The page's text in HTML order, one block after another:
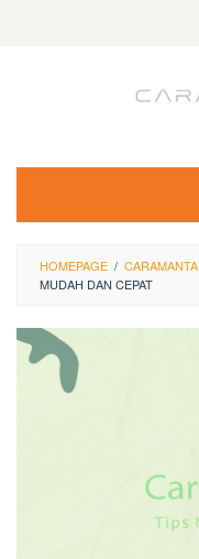
HOMEPAGE /
MUDAH DAN CEPAT